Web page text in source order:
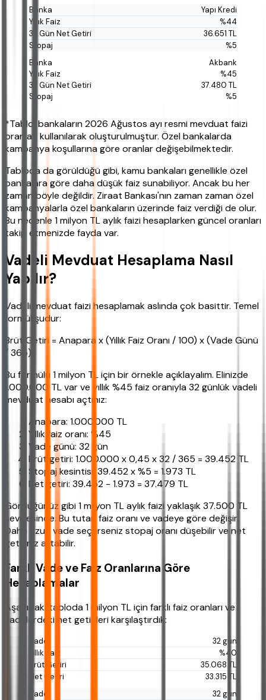
Yapı Kredi
%44
36.651 TL
%5
Akbank
%45
37.480 TL
%5
*Tablo, bankaların 2026 Ağustos ayı resmi mevduat faizi
oranları kullanılarak oluşturulmuştur. Özel bankalarda
kampanya koşullarına göre oranlar değişebilmektedir.
Tabloda da görüldüğü gibi, kamu bankaları genellikle özel
bankalara göre daha düşük faiz sunabiliyor. Ancak bu her
zaman böyle değildir. Ziraat Bankası'nın zaman zaman özel
kampanyalarla özel bankaların üzerinde faiz verdiği de olur.
Bu nedenle 1 milyon TL aylık faizi hesaplarken güncel oranları
takip etmenizde fayda var.
Vadeli Mevduat Hesaplama Nasıl
Yapılır?
Vadeli mevduat faizi hesaplamak aslında çok basittir. Temel
formül şudur:
Brüt Getiri = Anapara x (Yıllık Faiz Oranı / 100) x (Vade Günü
/ 365)
Bu formülü 1 milyon TL için bir örnekle açıklayalım. Elinizde
1.000.000 TL var ve yıllık %45 faiz oranıyla 32 günlük vadeli
mevduat hesabı açtınız:
Anapara: 1.000.000 TL
Yıllık faiz oranı: %45
Vade günü: 32 gün
Brüt getiri: 1.000.000 x 0,45 x 32 / 365 = 39.452 TL
Stopaj kesintisi: 39.452 x %5 = 1.973 TL
Net getiri: 39.452 - 1.973 = 37.479 TL
Gördüğünüz gibi 1 milyon TL aylık faizi yaklaşık 37.500 TL
seviyesinde. Bu tutar, faiz oranı ve vadeye göre değişir.
Daha uzun vade seçerseniz stopaj oranı düşebilir ve net
getiriniz artabilir.
Farklı Vade ve Faiz Oranlarına Göre
Hesaplamalar
Aşağıdaki tabloda 1 milyon TL için farklı faiz oranları ve
vadelerdeki net getirileri karşılaştırdık:
32 gün
%40
35.068 TL
33.315 TL
32 gün